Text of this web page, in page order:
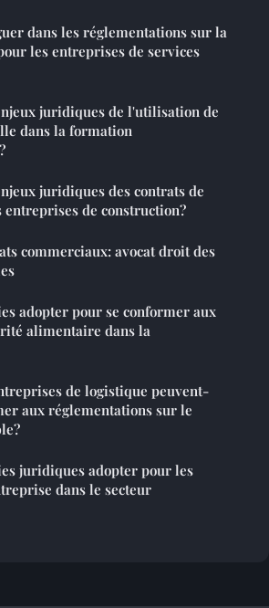
dans les réglementations sur la
les entreprises de services
juridiques de l'utilisation de
dans la formation
juridiques des contrats de
de construction?
commerciaux: avocat droit des
adopter pour se conformer aux
alimentaire dans la
de logistique peuvent-
aux réglementations sur le
juridiques adopter pour les
dans le secteur